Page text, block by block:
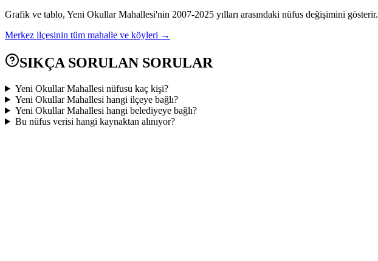
Grafik ve tablo, Yeni OkullarMahallesi'nin 2007-2025 yılları arasındaki nüfus değişimini gösterir.
Merkez ilçesinin tüm mahalle ve köyleri →
SIKÇA SORULAN SORULAR
Yeni Okullar Mahallesi nüfusu kaç kişi?
Yeni Okullar Mahallesi hangi ilçeye bağlı?
Yeni Okullar Mahallesi hangi belediyeye bağlı?
Bu nüfus verisi hangi kaynaktan alınıyor?